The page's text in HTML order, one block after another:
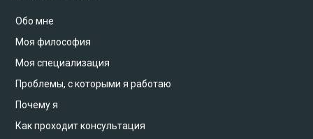
Обо мне
Моя философия
Моя специализация
Проблемы, с которыми я работаю
Почему я
Как проходит консультация